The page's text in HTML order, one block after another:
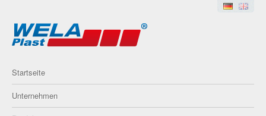
Startseite
Unternehmen